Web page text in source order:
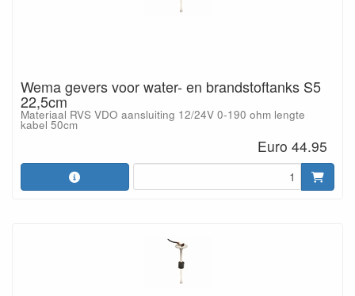
Wema gevers voor water- en brandstoftanks S5
22,5cm
Materiaal RVS VDO aansluiting 12/24V 0-190 ohm lengte
kabel 50cm
Euro 44.95